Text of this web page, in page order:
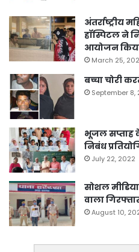
अंतर्राष्ट्रीय
हॉस्पिटल ने
आयोजन
March 25,
बच्चा चोरी
September 8,
भूजल सप्ताह
निबंध
July 22, 2022
सोशल
वाला
August 10,